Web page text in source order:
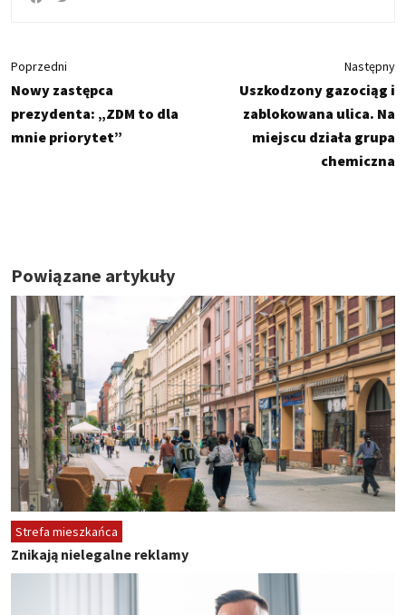
Poprzedni
Nowy zastępca
prezydenta: „ZDM to dla
mnie priorytet”
Następny
Uszkodzony gazociąg i
zablokowana ulica. Na
miejscu działa grupa
chemiczna
Powiązane artykuły
Strefa mieszkańca
Znikają nielegalne reklamy